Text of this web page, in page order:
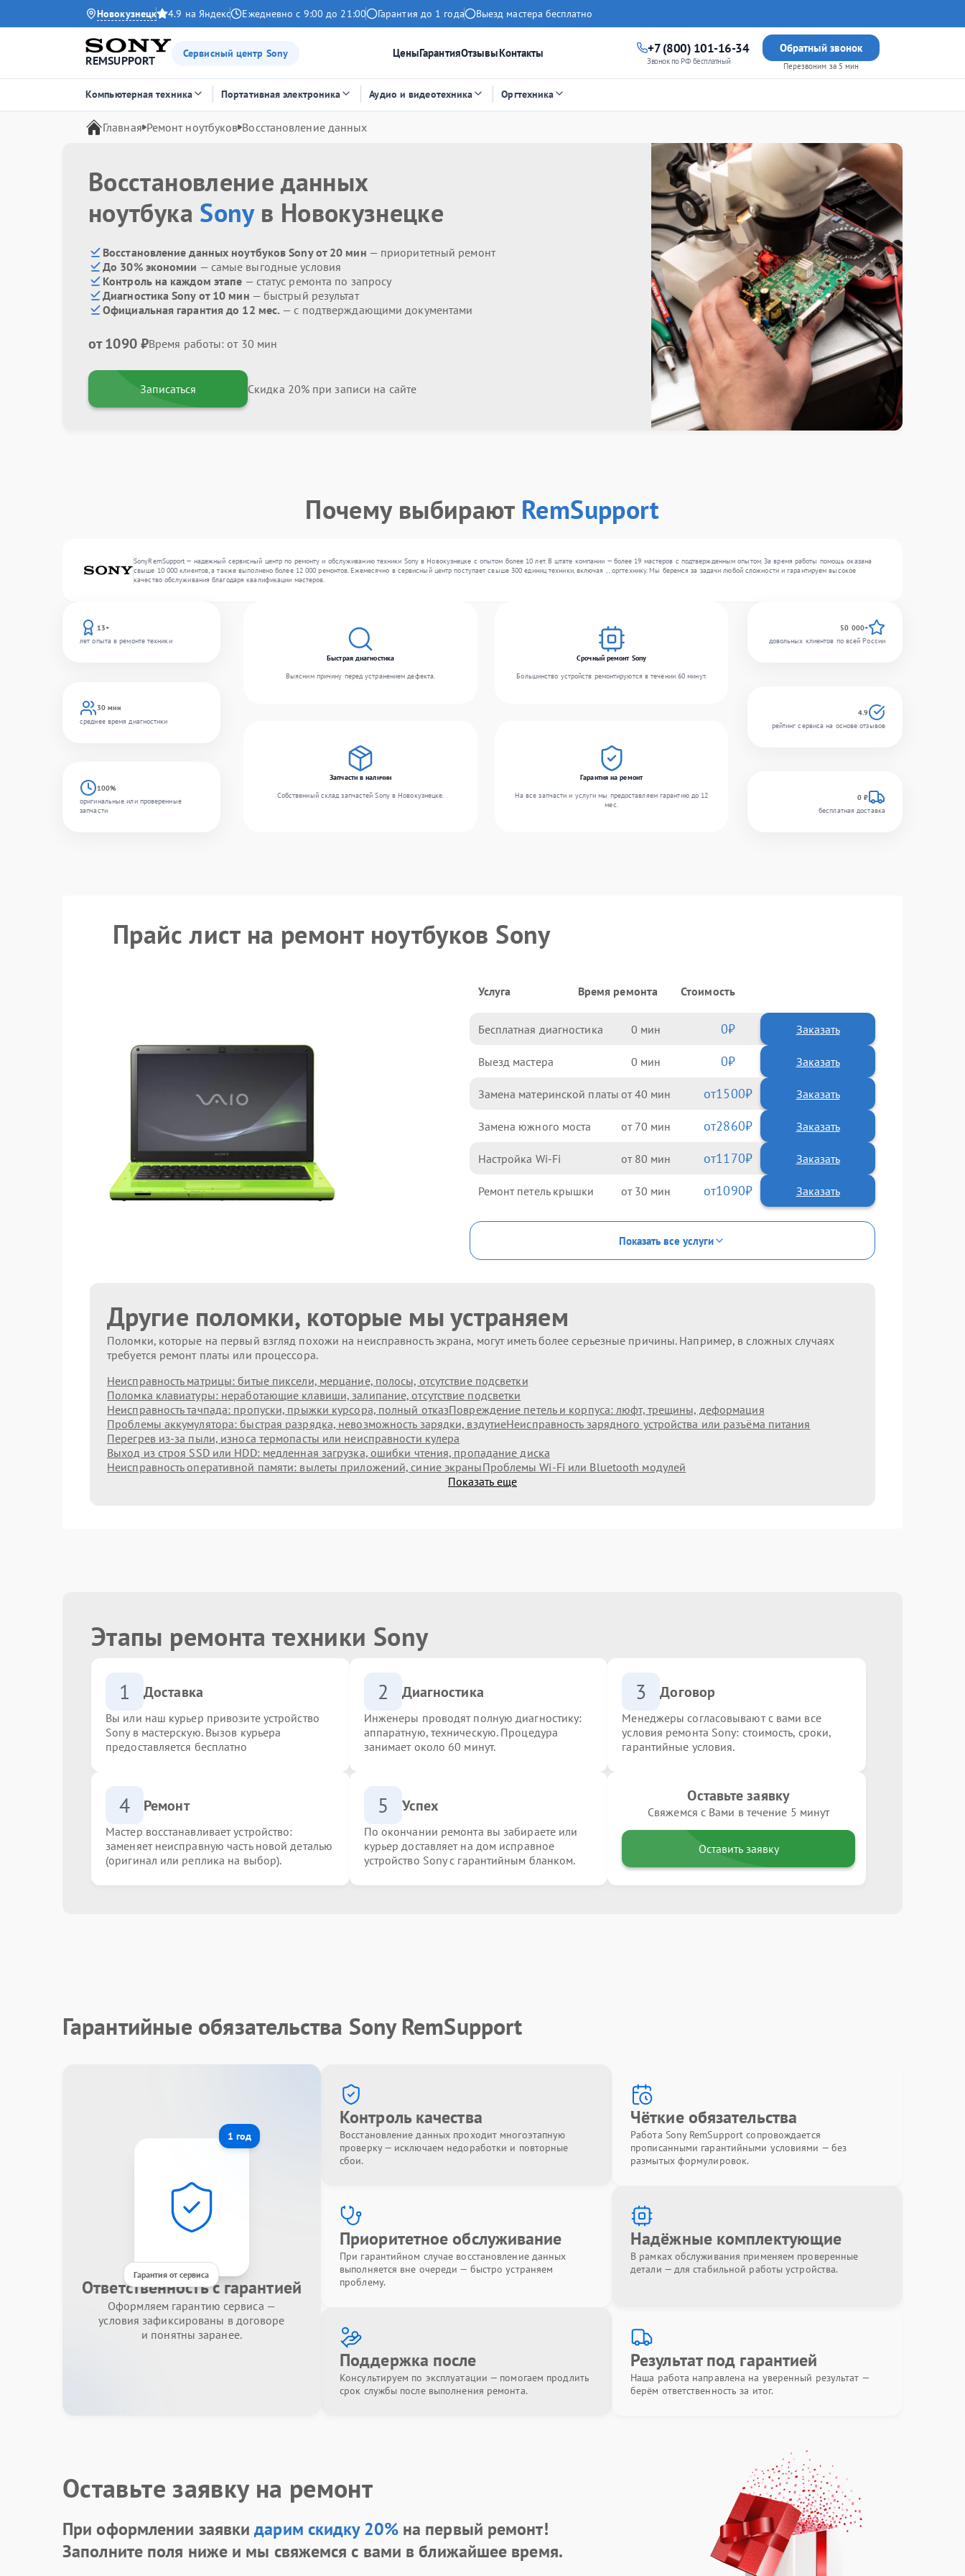
Новокузнецк 4.9 на Яндекс Ежедневно с 9:00 до 21:00 Гарантия до 1 года Выезд мастера бесплатно
REMSUPPORT
Сервисный центр Sony ЦеныГарантияОтзывыКонтакты +7 (800) 101-16-34
Звонок по РФ бесплатный
Обратный звонок
Перезвоним за 5 мин
Компьютерная техника Портативная электроника Аудио и видеотехника Оргтехника
Главная Ремонт ноутбуков Восстановление данных
Восстановление данных
ноутбука Sonyв Новокузнецке
Восстановление данных ноутбуков Sony от 20 мин — приоритетный ремонт
До 30% экономии — самые выгодные условия
Контроль на каждом этапе — статус ремонта по запросу
Диагностика Sony от 10 мин — быстрый результат
Официальная гарантия до 12 мес. — с подтверждающими документами
от 1090 ₽Время работы: от 30 мин
Записаться Скидка 20% при записи на сайте
Почему выбирают RemSupport
SonyRemSupport — надежный сервисный центр по ремонту и обслуживанию техники Sony в Новокузнецке с опытом более 10 лет. В штате компании — более 19 мастеров с подтвержденным опытом. За время работы помощь оказана
свыше 10 000 клиентов, а также выполнено более 12 000 ремонтов. Ежемесячно в сервисный центр поступает свыше 300 единиц техники, включая , , оргтехнику. Мы беремся за задачи любой сложности и гарантируем высокое
качество обслуживания благодаря квалификации мастеров.
13+
лет опыта в ремонте техники
30 мин
среднее время диагностики
100%
оригинальные или проверенные
запчасти
Быстрая диагностика
Выясним причину перед устранением дефекта.
Срочный ремонт Sony
Большинство устройств ремонтируются в течении 60 минут.
Запчасти в наличии
Собственный склад запчастей Sony в Новокузнецке.
Гарантия на ремонт
На все запчасти и услуги мы предоставляем гарантию до 12
мес.
50 000+
довольных клиентов по всей России
4.9
рейтинг сервиса на основе отзывов
0 ₽
бесплатная доставка
Прайс лист на ремонт ноутбуков Sony
Услуга Время ремонта Стоимость
Бесплатная диагностика 0 0 Заказать
Выезд мастера 0 0 Заказать
Замена материнской платы 40 1500
Замена южного моста 70 2860
Настройка Wi-Fi 80 1170
Ремонт петель крышки 30 1090
Показать все услуги
Другие поломки, которые мы устраняем
Поломки, которые на первый взгляд похожи на неисправность экрана, могут иметь более серьезные причины. Например, в сложных случаях
требуется ремонт платы или процессора.
Неисправность матрицы: битые пиксели, мерцание, полосы, отсутствие подсветки
Поломка клавиатуры: неработающие клавиши, залипание, отсутствие подсветки
Неисправность тачпада: пропуски, прыжки курсора, полный отказПовреждение петель и корпуса: люфт, трещины, деформация
Проблемы аккумулятора: быстрая разрядка, невозможность зарядки, вздутиеНеисправность зарядного устройства или разъёма питания
Перегрев из‑за пыли, износа термопасты или неисправности кулера
Выход из строя SSD или HDD: медленная загрузка, ошибки чтения, пропадание диска
Неисправность оперативной памяти: вылеты приложений, синие экраныПроблемы Wi‑Fi или Bluetooth модулей
Показать еще
Этапы ремонта техники Sony
1 Доставка
Вы или наш курьер привозите устройство
Sony в мастерскую. Вызов курьера
предоставляется бесплатно
2 Диагностика
Инженеры проводят полную диагностику:
аппаратную, техническую. Процедура
занимает около 60 минут.
3 Договор
Менеджеры согласовывают с вами все
условия ремонта Sony: стоимость, сроки,
гарантийные условия.
4 Ремонт
Мастер восстанавливает устройство:
заменяет неисправную часть новой деталью
(оригинал или реплика на выбор).
5 Успех
По окончании ремонта вы забираете или
курьер доставляет на дом исправное
устройство Sony с гарантийным бланком.
Оставьте заявку
Свяжемся с Вами в течение 5 минут
Оставить заявку
Гарантийные обязательства Sony RemSupport
1 год
Гарантия от сервиса
Ответственность с гарантией
Оформляем гарантию сервиса —
условия зафиксированы в договоре
и понятны заранее.
Контроль качества
Восстановление данных проходит многоэтапную
проверку — исключаем недоработки и повторные
сбои.
Чёткие обязательства
Работа Sony RemSupport сопровождается
прописанными гарантийными условиями — без
размытых формулировок.
Приоритетное обслуживание
При гарантийном случае восстановление данных
выполняется вне очереди — быстро устраняем
проблему.
Надёжные комплектующие
В рамках обслуживания применяем проверенные
детали — для стабильной работы устройства.
Поддержка после
Консультируем по эксплуатации — помогаем продлить
срок службы после выполнения ремонта.
Результат под гарантией
Наша работа направлена на уверенный результат —
берём ответственность за итог.
Оставьте заявку на ремонт
При оформлении заявкидарим скидку 20%на первый ремонт!
Заполните поля ниже и мы свяжемся с вами в ближайшее время.